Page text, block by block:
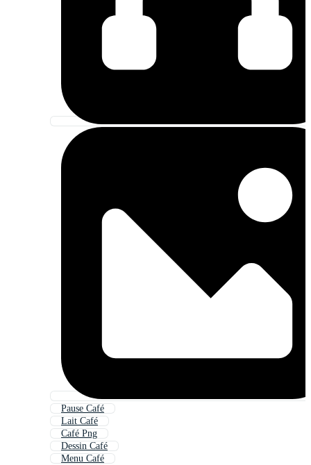
Pause Café
Lait Café
Café Png
Dessin Café
Menu Café